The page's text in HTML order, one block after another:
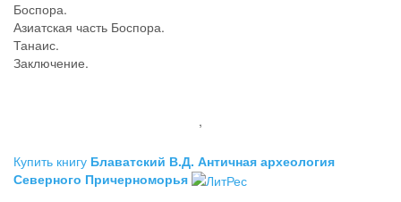
Боспора.
Азиатская часть Боспора.
Танаис.
Заключение.
,
Купить книгу Блаватский В.Д. Античная археология
Северного Причерноморья